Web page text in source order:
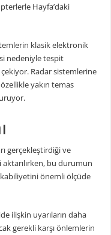
Hayfa’daki
klasik elektronik
nedeniyle tespit
Radar sistemlerine
yakın temas
gerçekleştirdiği ve
aktarılırken, bu durumun
önemli ölçüde
ilişkin uyarıların daha
gerekli karşı önlemlerin